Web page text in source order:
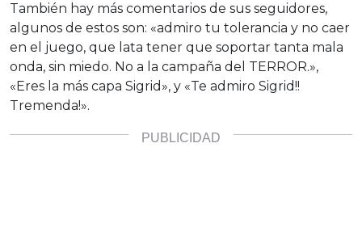
También hay más comentarios de sus seguidores,
algunos de estos son: «admiro tu tolerancia y no caer
en el juego, que lata tener que soportar tanta mala
onda, sin miedo. No a la campaña del TERROR.»,
«Eres la más capa Sigrid», y «Te admiro Sigrid!!
Tremenda!».